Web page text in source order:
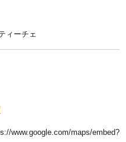
ィーチェ
maps/embed?